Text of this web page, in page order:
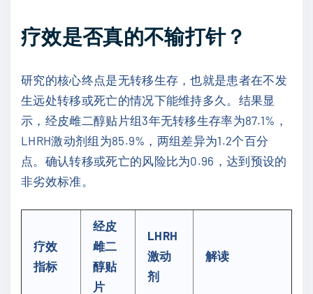
疗效是否真的不输打针？
研究的核心终点是无转移生存，也就是患者在不发
生远处转移或死亡的情况下能维持多久。结果显
示，经皮雌二醇贴片组3年无转移生存率为87.1%，
LHRH激动剂组为85.9%，两组差异为1.2个百分
点。确认转移或死亡的风险比为0.96，达到预设的
非劣效标准。
疗效
指标
经皮
雌二
醇贴
片
LHRH
激动
剂
解读